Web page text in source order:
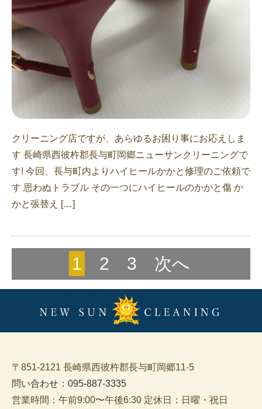
クリーニング店ですが、あらゆるお困り事にお応えしま
す 長崎県西彼杵郡長与町岡郷ニューサンクリーニングで
す! 今回、長与町内よりハイヒールかかと修理のご依頼で
す 思わぬトラブル その一つにハイヒールのかかと傷 か
かと張替え […]
1 2 3 次へ
〒851-2121 長崎県西彼杵郡長与町岡郷11-5
問い合わせ：095-887-3335
営業時間：午前9:00〜午後6:30 定休日：日曜・祝日